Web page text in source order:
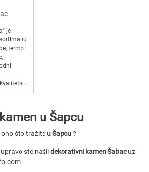
je
termo i
u Šapcu
ono što tražite u Šapcu?
ste našlidekorativni kamen Šabacuz